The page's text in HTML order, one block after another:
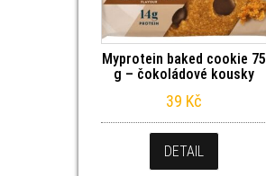
Myprotein baked cookie 75
g – čokoládové kousky
39 Kč
DETAIL